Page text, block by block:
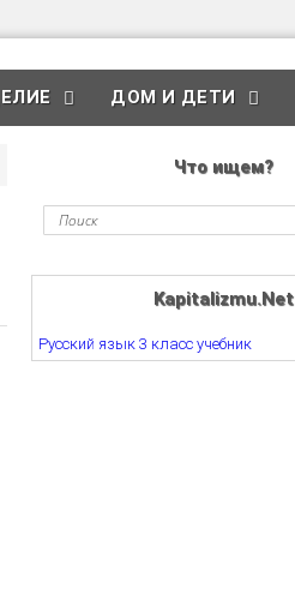
ДОМ И ДЕТИ
Что ищем?
Kapitalizmu.Net
Русский язык 3 класс учебник